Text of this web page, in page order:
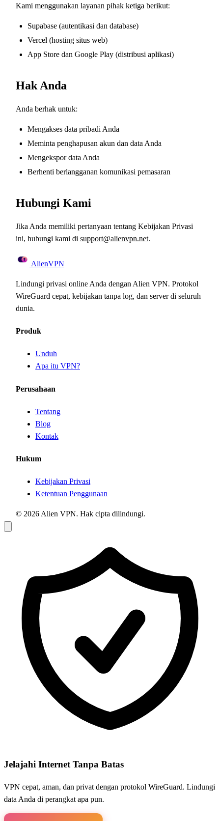
Kami menggunakan layanan pihak ketiga berikut:
Supabase (autentikasi dan database)
Vercel (hosting situs web)
App Store dan Google Play (distribusi aplikasi)
Hak Anda
Anda berhak untuk:
Mengakses data pribadi Anda
Meminta penghapusan akun dan data Anda
Mengekspor data Anda
Berhenti berlangganan komunikasi pemasaran
Hubungi Kami
Jika Anda memiliki pertanyaan tentang Kebijakan Privasi
ini, hubungi kami di support@alienvpn.net.
AlienVPN
Lindungi privasi online Anda dengan Alien VPN. Protokol
WireGuard cepat, kebijakan tanpa log, dan server di seluruh
dunia.
Produk
Unduh
Apa itu VPN?
Perusahaan
Tentang
Blog
Kontak
Hukum
Kebijakan Privasi
Ketentuan Penggunaan
© 2026 Alien VPN. Hak cipta dilindungi.
Jelajahi Internet Tanpa Batas
VPN cepat, aman, dan privat dengan protokol WireGuard. Lindungi
data Anda di perangkat apa pun.